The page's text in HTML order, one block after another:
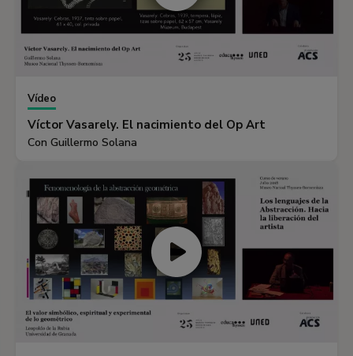
Vídeo
Víctor Vasarely. El nacimiento del Op Art
Con Guillermo Solana